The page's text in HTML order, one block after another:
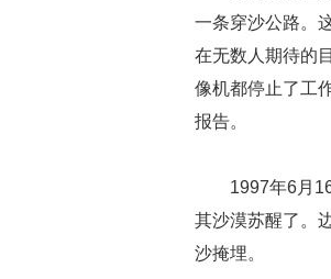
一条穿沙公路。
在无数人期待的
像机都停止了工
报告。
1997年6月
其沙漠苏醒了。
沙掩埋。